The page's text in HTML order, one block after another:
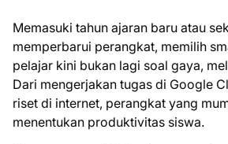
Memasuki tahun ajaran baru atau
memperbarui perangkat, memilih
pelajar kini bukan lagi soal gaya,
Dari mengerjakan tugas di Google
riset di internet, perangkat yang
menentukan produktivitas siswa.